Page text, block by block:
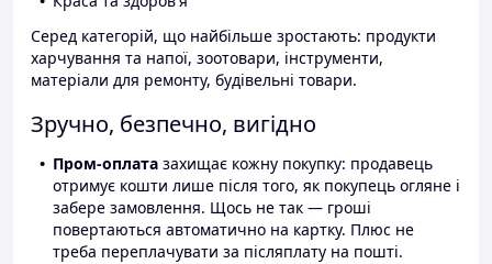
Серед категорій, що найбільше зростають: продукти
харчування та напої, зоотовари, інструменти,
матеріали для ремонту, будівельні товари.
Зручно, безпечно, вигідно
Пром-оплата захищає кожну покупку: продавець
отримує кошти лише після того, як покупець огляне і
забере замовлення. Щось не так — гроші
повертаються автоматично на картку. Плюс не
треба переплачувати за післяплату на пошті.